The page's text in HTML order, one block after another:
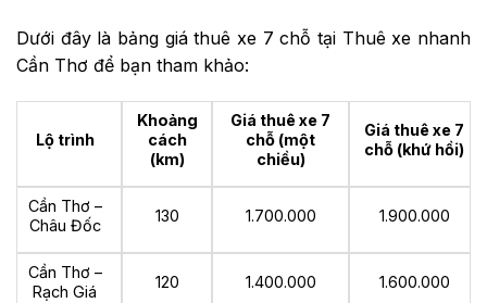
Dưới đây là bảng giá thuê xe 7 chỗ tại Thuê xe nhanh
Cần Thơ để bạn tham khảo:
Lộ trình
Khoảng
cách
(km)
Giá thuê xe 7
chỗ (một
chiều)
Giá thuê xe 7
chỗ (khứ hồi)
Cần Thơ –
Châu Đốc
130 1.700.000 1.900.000
Cần Thơ –
Rạch Giá
120 1.400.000 1.600.000